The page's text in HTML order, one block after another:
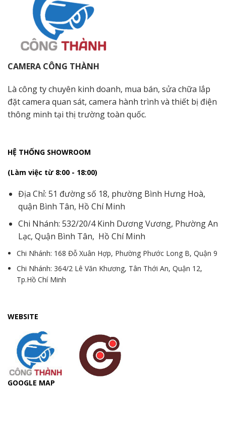
CAMERA CÔNG THÀNH
Là công ty chuyên kinh doanh, mua bán, sửa chữa lắp
đặt camera quan sát, camera hành trình và thiết bị điện
thông minh tại thị trường toàn quốc.
HỆ THỐNG SHOWROOM
(Làm việc từ 8:00 - 18:00)
Địa Chỉ: 51 đường số 18, phường Bình Hưng Hoà,
quận Bình Tân, Hồ Chí Minh
Chi Nhánh: 532/20/4 Kinh Dương Vương, Phường An
Lạc, Quận Bình Tân, Hồ Chí Minh
Chi Nhánh: 168 Đỗ Xuân Hợp, Phường Phước Long B, Quận 9
Chi Nhánh: 364/2 Lê Văn Khương, Tân Thới An, Quận 12,
Tp.Hồ Chí Minh
WEBSITE
GOOGLE MAP